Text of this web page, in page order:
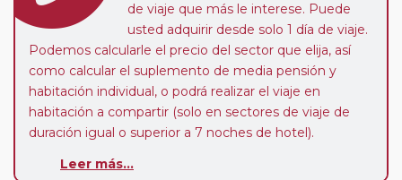
de viaje que más le interese. Puede
usted adquirir desde solo 1 día de viaje.
Podemos calcularle el precio del sector que elija, así
como calcular el suplemento de media pensión y
habitación individual, o podrá realizar el viaje en
habitación a compartir (solo en sectores de viaje de
duración igual o superior a 7 noches de hotel).
de que usted pueda programar una o más paradas en
Leer más...